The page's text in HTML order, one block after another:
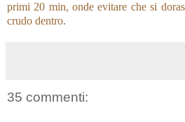
primi 20 min, onde evitare che si
crudo dentro.
35 commenti: